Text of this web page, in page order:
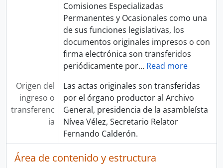
Comisiones Especializadas
Permanentes y Ocasionales como una
de sus funciones legislativas, los
documentos originales impresos o con
firma electrónica son transferidos
periódicamente por… Read more
Origen del
ingreso o
transferenc
ia
Las actas originales son transferidas
por el órgano productor al Archivo
General, presidencia de la asambleísta
Nívea Vélez, Secretario Relator
Fernando Calderón.
Área de contenido y estructura